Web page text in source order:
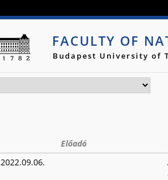
FACULTY OF
Budapest University of
Előadó
2022.09.06.